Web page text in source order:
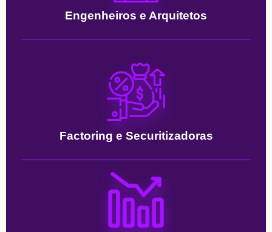
Engenheiros e Arquitetos
Factoring e Securitizadoras